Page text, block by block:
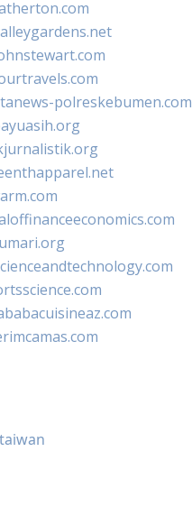
polreskebumen.com